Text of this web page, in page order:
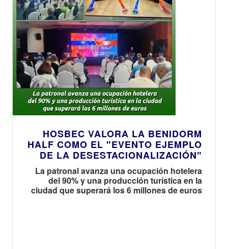
HOSBEC VALORA LA BENIDORM
HALF COMO EL "EVENTO EJEMPLO
DE LA DESESTACIONALIZACIÓN"
La patronal avanza una ocupación hotelera
del 90% y una producción turística en la
ciudad que superará los 6 millones de euros